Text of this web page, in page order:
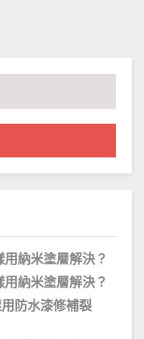
納米塗層解決？
納米塗層解決？
防水漆修補裂